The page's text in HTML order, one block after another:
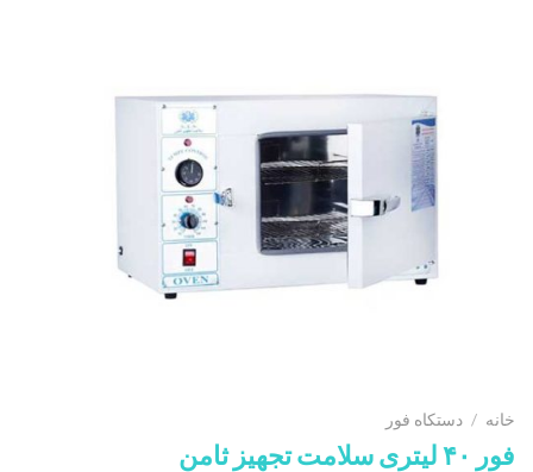
خانه / دستکاه فور
فور ۴۰ لیتری سلامت تجهیز ثامن